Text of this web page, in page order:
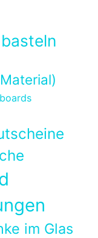
im Glas